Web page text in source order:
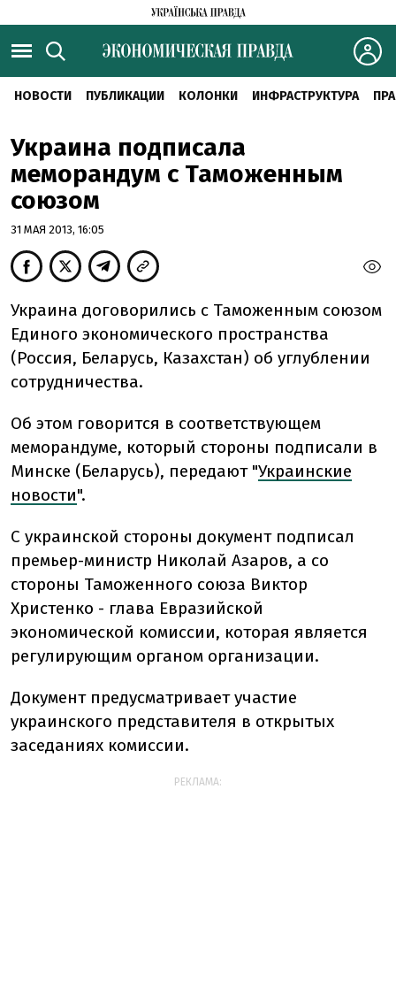
НОВОСТИ ПУБЛИКАЦИИ КОЛОНКИ ИНФРАСТРУКТУРА
Украина подписала
меморандум с Таможенным
союзом
31 МАЯ 2013, 16:05
Украина договорились с Таможенным союзом
Единого экономического пространства
(Россия, Беларусь, Казахстан) об углублении
сотрудничества.
Об этом говорится в соответствующем
меморандуме, который стороны подписали в
Минске (Беларусь), передают "Украинские
новости".
С украинской стороны документ подписал
премьер-министр Николай Азаров, а со
стороны Таможенного союза Виктор
Христенко - глава Евразийской
экономической комиссии, которая является
регулирующим органом организации.
Документ предусматривает участие
украинского представителя в открытых
заседаниях комиссии.
РЕКЛАМА: